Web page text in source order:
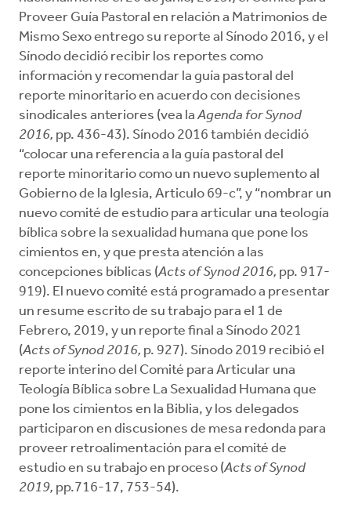
Proveer Guía Pastoral en relación a Matrimonios de
Mismo Sexo entrego su reporte al Sínodo 2016, y el
Sínodo decidió recibir los reportes como
información y recomendar la guía pastoral del
reporte minoritario en acuerdo con decisiones
sinodicales anteriores (vea laAgenda for Synod
2016, pp. 436-43). Sínodo 2016 también decidió
“colocar una referencia a la guía pastoral del
reporte minoritario como un nuevo suplemento al
Gobierno de la Iglesia, Articulo 69-c”, y “nombrar un
nuevo comité de estudio para articular una teología
bíblica sobre la sexualidad humana que pone los
cimientos en, y que presta atención a las
concepciones bíblicas (Acts of Synod 2016, pp. 917-
919). El nuevo comité está programado a presentar
un resume escrito de su trabajo para el 1 de
Febrero, 2019, y un reporte final a Sínodo 2021
(Acts of Synod 2016, p. 927). Sínodo 2019 recibió el
reporte interino del Comité para Articular una
Teología Bíblica sobre La Sexualidad Humana que
pone los cimientos en la Biblia, y los delegados
participaron en discusiones de mesa redonda para
proveer retroalimentación para el comité de
estudio en su trabajo en proceso (Acts of Synod
2019, pp.716-17, 753-54).